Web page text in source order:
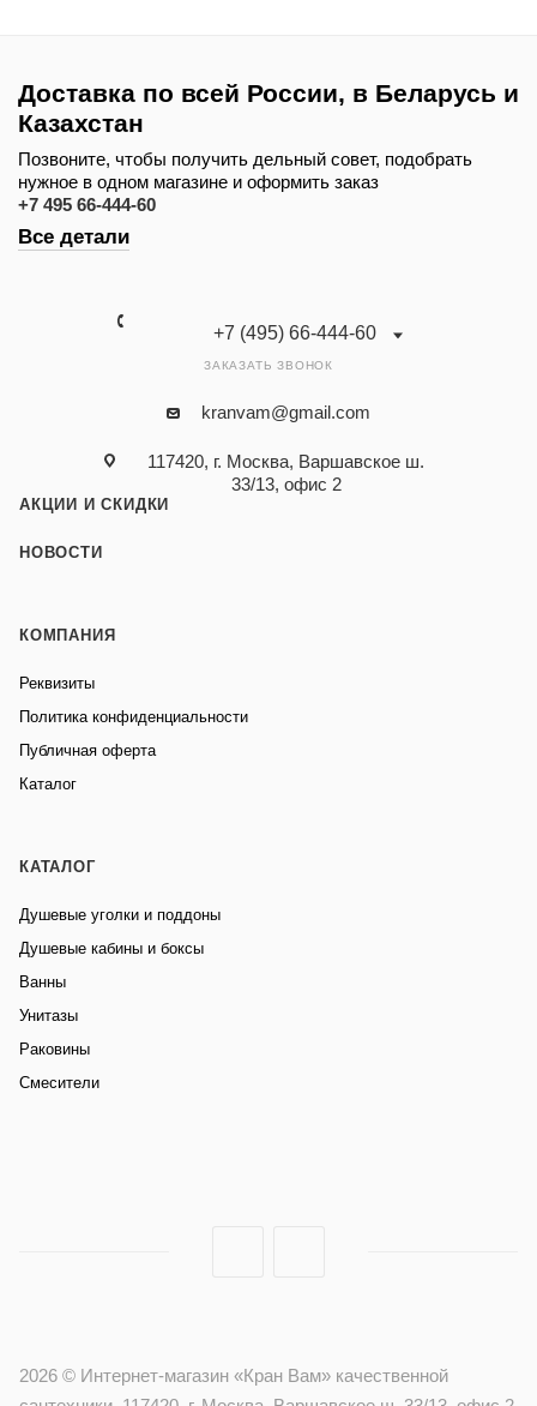
Доставка по всей России, в Беларусь и
Казахстан
Позвоните, чтобы получить дельный совет, подобрать
нужное в одном магазине и оформить заказ
+7 495 66-444-60
Все детали
+7 (495) 66-444-60
ЗАКАЗАТЬ ЗВОНОК
kranvam@gmail.com
117420, г. Москва, Варшавское ш.
33/13, офис 2
АКЦИИ И СКИДКИ
НОВОСТИ
КОМПАНИЯ
Реквизиты
Политика конфиденциальности
Публичная оферта
Каталог
КАТАЛОГ
Душевые уголки и поддоны
Душевые кабины и боксы
Ванны
Унитазы
Раковины
Смесители
2026 © Интернет-магазин «Кран Вам» качественной